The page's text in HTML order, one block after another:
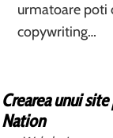
urmatoare poti
copywriting…
Crearea unui
Nation